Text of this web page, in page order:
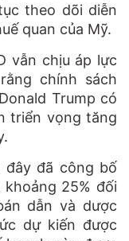
theo dõi diễn
quan của Mỹ.
vẫn chịu áp lực
chính sách
Trump có
triển vọng tăng
đây đã công bố
25% đối
dẫn và dược
dự kiến được